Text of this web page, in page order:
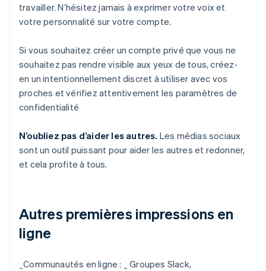
travailler. N’hésitez jamais à exprimer votre voix et
votre personnalité sur votre compte.
Si vous souhaitez créer un compte privé que vous ne
souhaitez pas rendre visible aux yeux de tous, créez-
en un intentionnellement discret à utiliser avec vos
proches et vérifiez attentivement les paramètres de
confidentialité
N’oubliez pas d’aider les autres. Les médias sociaux
sont un outil puissant pour aider les autres et redonner,
et cela profite à tous.
Autres premières impressions en
ligne
_Communautés en ligne : _
Groupes Slack,